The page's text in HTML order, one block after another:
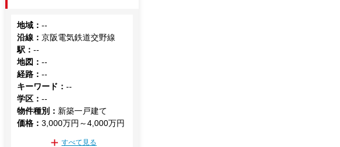
地域 ：--
沿線 ：京阪電気鉄道交野線
駅 ：--
地図 ：--
経路 ：--
キーワード ：--
学区 ：--
物件種別 ： 新築一戸建て
価格 ：3,000万円～4,000万円
すべて見る